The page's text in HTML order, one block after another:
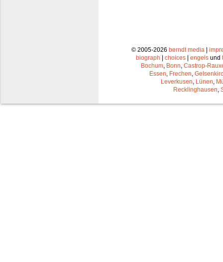
© 2005-2026 berndt media |
biograph | choices | engels und
Bochum Bonn Castrop-
Essen Frechen
Leverkusen Lünen
Recklinghausen